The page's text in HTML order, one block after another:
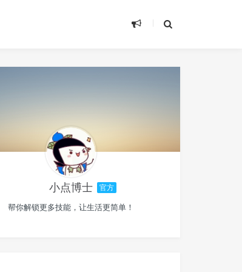
小点博士 官方
帮你解锁更多技能，让生活更简单！